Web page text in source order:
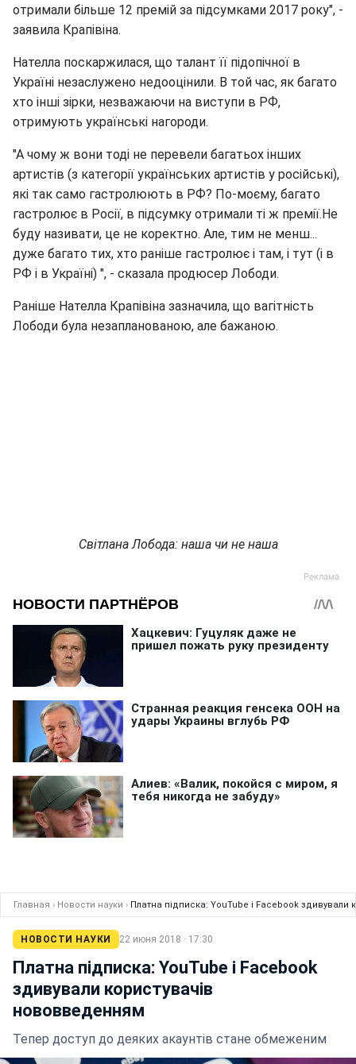
отримали більше 12 премій за підсумками 2017 року", -
заявила Крапівіна.
Нателла поскаржилася, що талант її підопічної в
Україні незаслужено недооцінили. В той час, як багато
хто інші зірки, незважаючи на виступи в РФ,
отримують українські нагороди.
"А чому ж вони тоді не перевели багатьох інших
артистів (з категорії українських артистів у російські),
які так само гастролюють в РФ? По-моєму, багато
гастролює в Росії, в підсумку отримали ті ж премії.Не
буду називати, це не коректно. Але, тим не менш...
дуже багато тих, хто раніше гастролює і там, і тут (і в
РФ і в Україні) ", - сказала продюсер Лободи.
Раніше Нателла Крапівіна зазначила, що вагітність
Лободи була незапланованою, але бажаною.
Світлана Лобода: наша чи не наша
Главная › Новости науки › Платна підписка: YouTube і Facebook
НОВОСТИ НАУКИ 22 июня 2018 · 17:30
Платна підписка: YouTube і Facebook
здивували користувачів
нововведенням
Тепер доступ до деяких акаунтів стане обмеженим